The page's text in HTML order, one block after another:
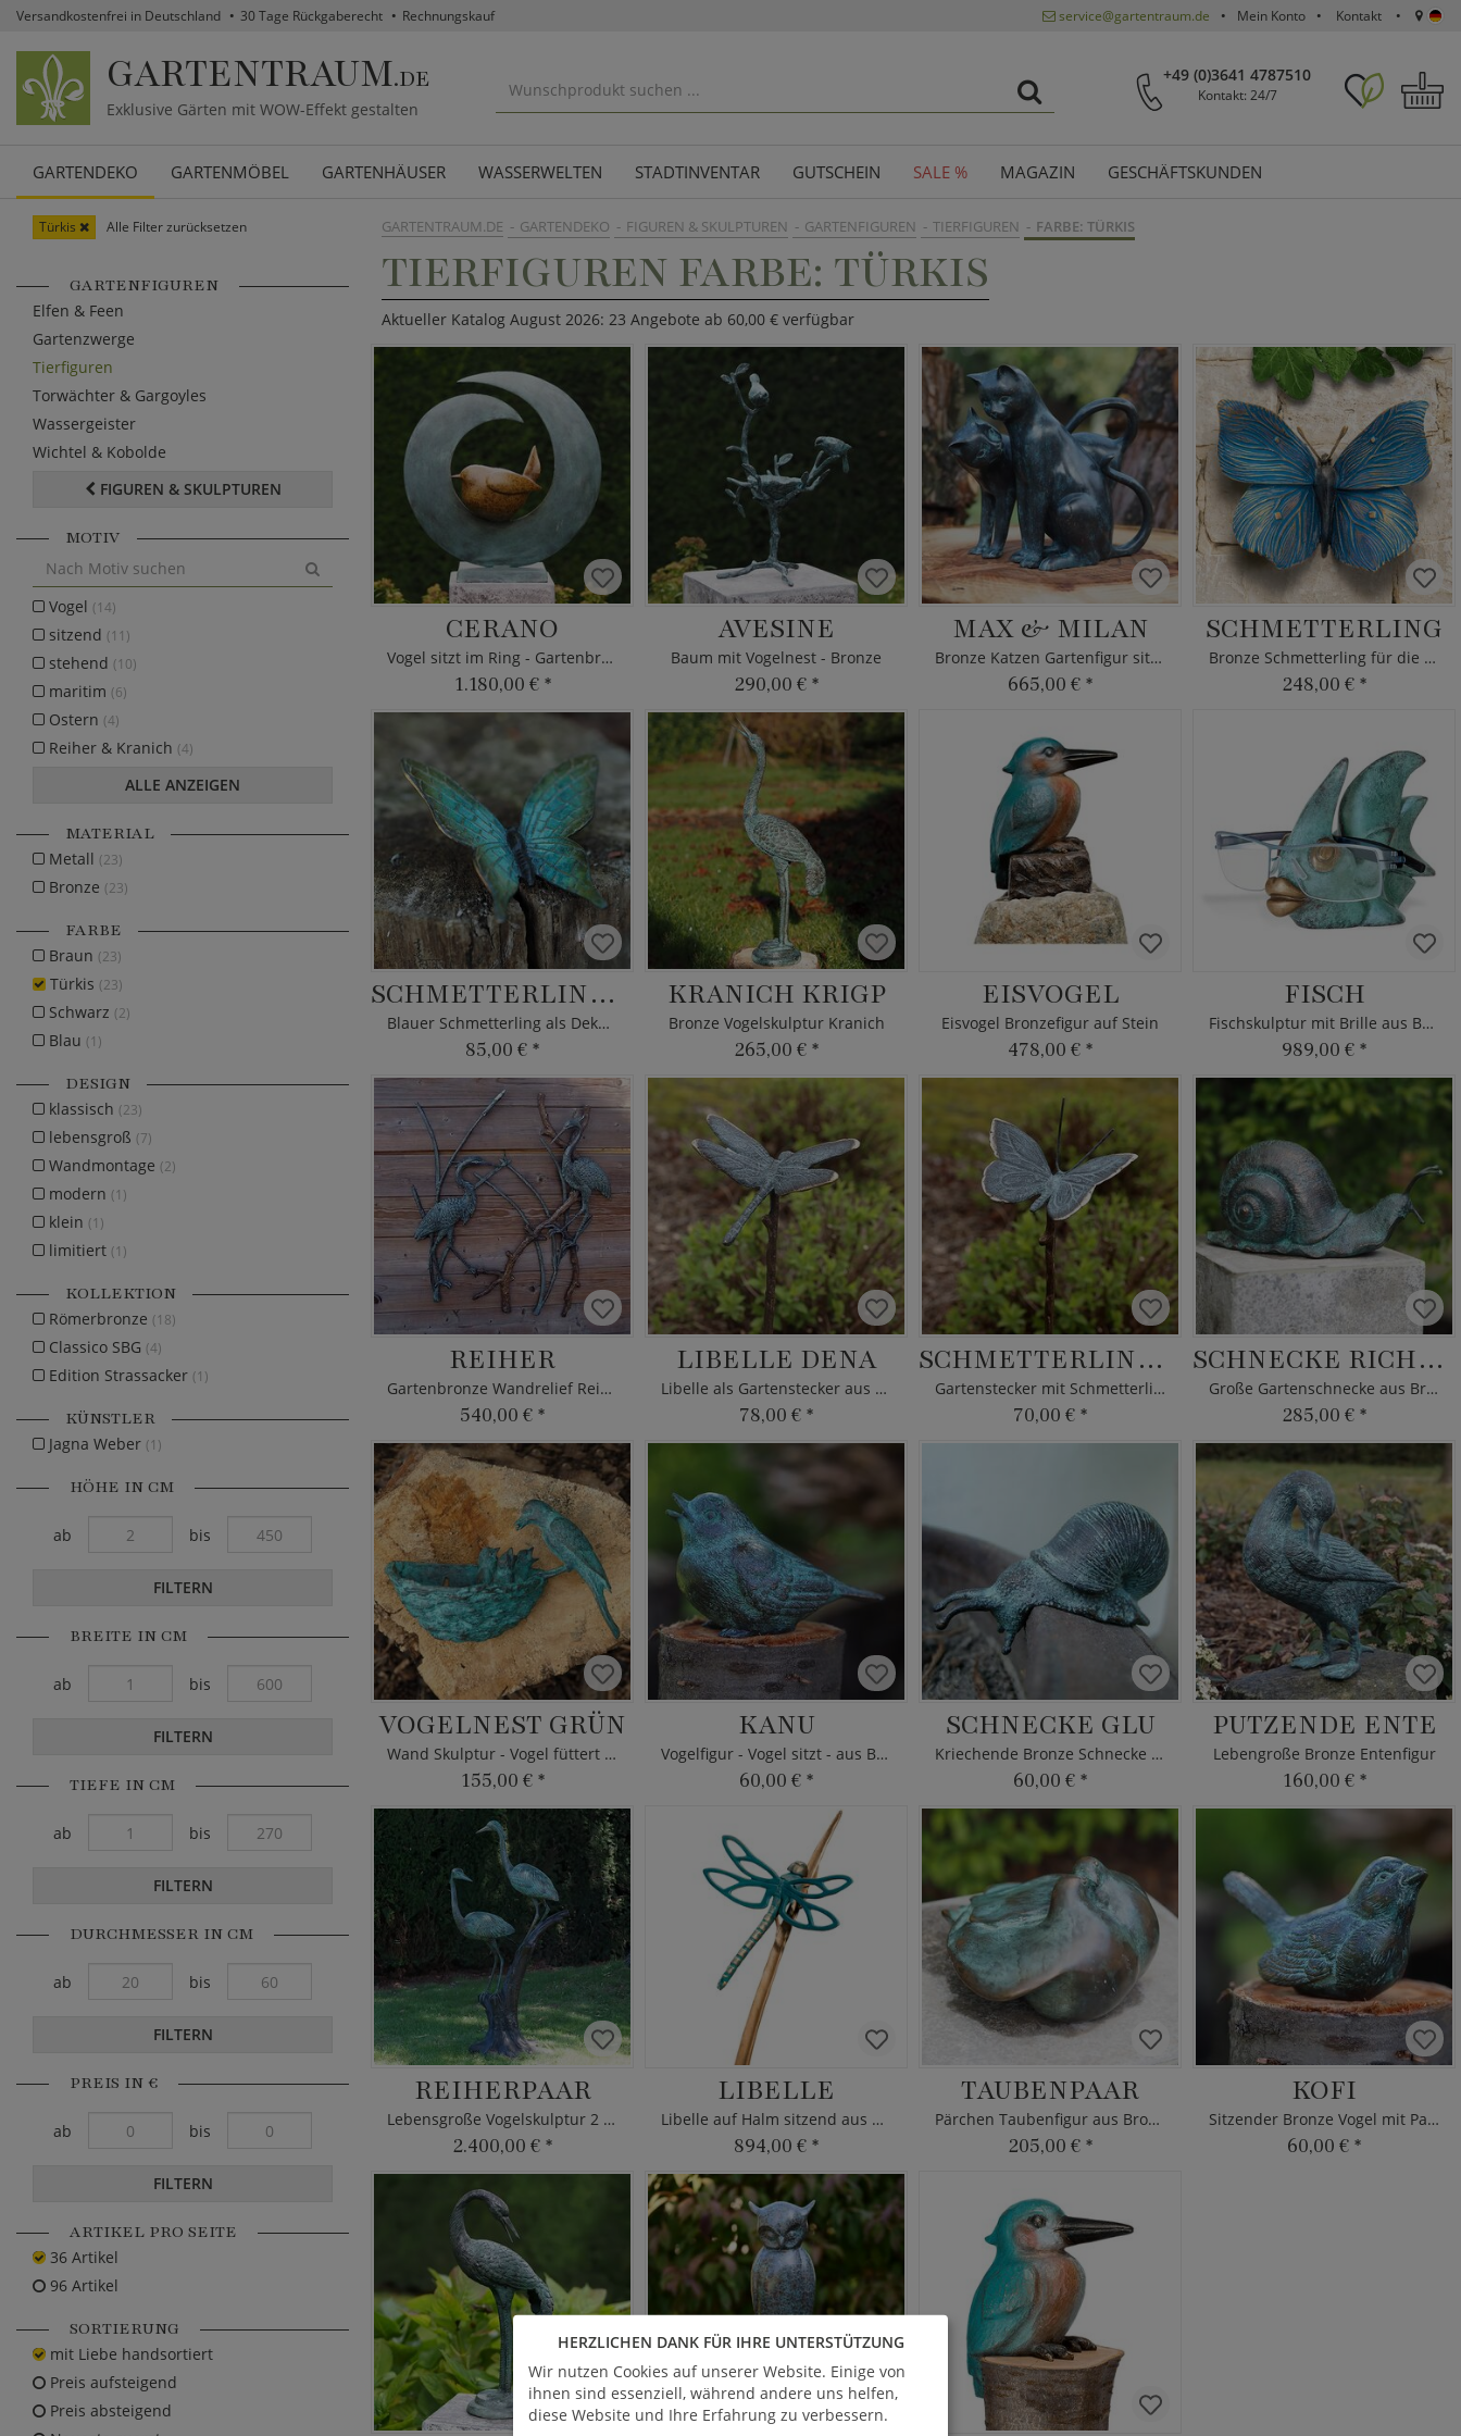
Versandkostenfrei in Deutschland 30 Tage Rückgaberecht Rechnungskauf service@gartentraum.de Mein Konto Kontakt
GARTENTRAUM.DE
Exklusive Gärten mit WOW-Effekt gestalten
+49 (0)3641 4787510
Kontakt: 24/7
GARTENDEKO GARTENMÖBEL GARTENHÄUSER WASSERWELTEN STADTINVENTAR GUTSCHEIN SALE % MAGAZIN GESCHÄFTSKUNDEN
GARTENTRAUM.DE GARTENDEKO FIGUREN & SKULPTUREN GARTENFIGUREN TIERFIGUREN FARBE: TÜRKIS
TIERFIGUREN FARBE: TÜRKIS
Aktueller Katalog August 2026: 23 Angebote ab 60,00 € verfügbar
CERANO
Vogel sitzt im Ring - Gartenbronze
1.180,00 € *
AVESINE
Baum mit Vogelnest - Bronze
290,00 € *
MAX & MILAN
Bronze Katzen Gartenfigur sitzend
665,00 € *
SCHMETTERLING
Bronze Schmetterling für die Wand
248,00 € *
SCHMETTERLING JEN
Blauer Schmetterling als Dekofigur
85,00 € *
KRANICH KRIGP
Bronze Vogelskulptur Kranich
265,00 € *
EISVOGEL
Eisvogel Bronzefigur auf Stein
478,00 € *
FISCH
Fischskulptur mit Brille aus Bronze - limitiert
989,00 € *
REIHER
Gartenbronze Wandrelief Reiher
540,00 € *
LIBELLE DENA
Libelle als Gartenstecker aus Bronze
78,00 € *
SCHMETTERLING GRU
Gartenstecker mit Schmetterling
70,00 € *
SCHNECKE RICHARD
Große Gartenschnecke aus Bronze
285,00 € *
VOGELNEST GRÜN
Wand Skulptur - Vogel füttert Junge
155,00 € *
KANU
Vogelfigur - Vogel sitzt - aus Bronze
60,00 € *
SCHNECKE GLU
Kriechende Bronze Schnecke als Deko
60,00 € *
PUTZENDE ENTE
Lebengroße Bronze Entenfigur
160,00 € *
REIHERPAAR
Lebensgroße Vogelskulptur 2 Reiher
2.400,00 € *
LIBELLE
Libelle auf Halm sitzend aus Bronze
894,00 € *
TAUBENPAAR
Pärchen Taubenfigur aus Bronze
205,00 € *
KOFI
Sitzender Bronze Vogel mit Patina
60,00 € *
Türkis Alle Filter zurücksetzen
GARTENFIGUREN
Elfen & Feen
Gartenzwerge
Tierfiguren
Torwächter & Gargoyles
Wassergeister
Wichtel & Kobolde
FIGUREN & SKULPTUREN
MOTIV
Vogel (14)
sitzend (11)
stehend (10)
maritim (6)
Ostern (4)
Reiher & Kranich (4)
ALLE ANZEIGEN
MATERIAL
Metall (23)
Bronze (23)
FARBE
Braun (23)
Türkis (23)
Schwarz (2)
Blau (1)
DESIGN
klassisch (23)
lebensgroß (7)
Wandmontage (2)
modern (1)
klein (1)
limitiert (1)
KOLLEKTION
Römerbronze (18)
Classico SBG (4)
Edition Strassacker (1)
KÜNSTLER
Jagna Weber (1)
HÖHE IN CM
ab bis
FILTERN
BREITE IN CM
ab bis
FILTERN
TIEFE IN CM
ab bis
FILTERN
DURCHMESSER IN CM
ab bis
FILTERN
PREIS IN €
ab bis
FILTERN
ARTIKEL PRO SEITE
36 Artikel
96 Artikel
SORTIERUNG
mit Liebe handsortiert
Preis aufsteigend
Preis absteigend
HERZLICHEN DANK FÜR IHRE UNTERSTÜTZUNG
Wir nutzen Cookies auf unserer Website. Einige von
ihnen sind essenziell, während andere uns helfen,
diese Website und Ihre Erfahrung zu verbessern.